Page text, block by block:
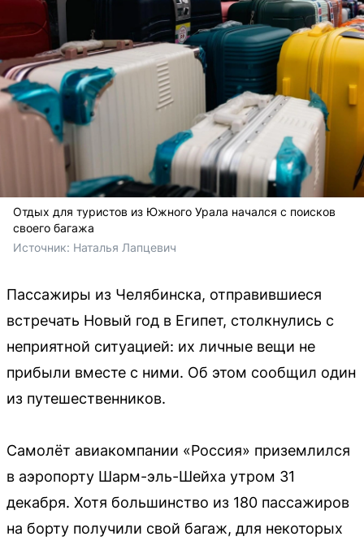
Отдых для туристов из Южного Урала начался с поисков
своего багажа
Источник: Наталья Лапцевич
Пассажиры из Челябинска, отправившиеся
встречать Новый год в Египет, столкнулись с
неприятной ситуацией: их личные вещи не
прибыли вместе с ними. Об этом сообщил один
из путешественников.
Самолёт авиакомпании «Россия» приземлился
в аэропорту Шарм-эль-Шейха утром 31
декабря. Хотя большинство из 180 пассажиров
на борту получили свой багаж, для некоторых